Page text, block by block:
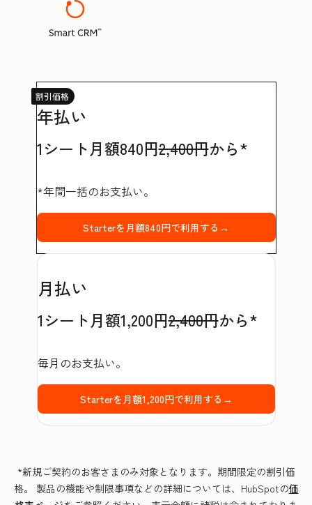
割引価格
年払い
1シート月額840円2,400円から*
*年間一括のお支払い。
Starterを月額840円で利用する→
月払い
1シート月額1,200円2,400円から*
毎月のお支払い。
Starterを月額1,200円で利用する→
*新規ご契約のお客さまのみ対象となります。期間限定の割引価
格。 製品の機能や制限事項などの詳細については、HubSpotの価